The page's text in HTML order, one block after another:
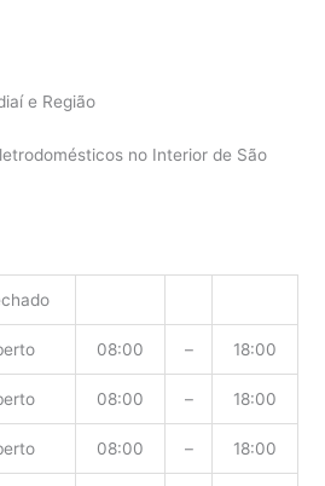
e Região
no Interior de São
08:00 – 18:00
08:00 – 18:00
08:00 – 18:00